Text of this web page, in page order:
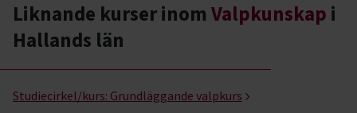
Liknande kurser inom Valpkunskap i
Hallands län
Studiecirkel/kurs: Grundläggande valpkurs